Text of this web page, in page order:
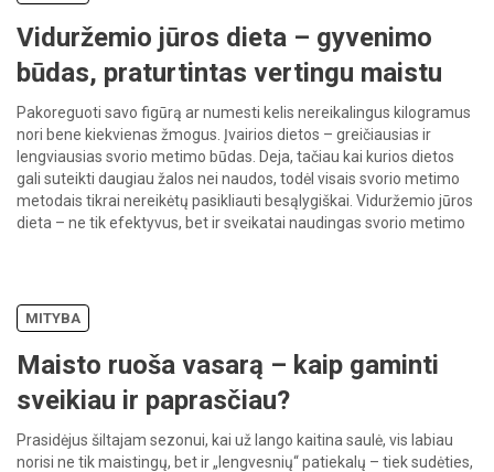
Viduržemio jūros dieta – gyvenimo
būdas, praturtintas vertingu maistu
Pakoreguoti savo figūrą ar numesti kelis nereikalingus kilogramus
nori bene kiekvienas žmogus. Įvairios dietos – greičiausias ir
lengviausias svorio metimo būdas. Deja, tačiau kai kurios dietos
gali suteikti daugiau žalos nei naudos, todėl visais svorio metimo
metodais tikrai nereikėtų pasikliauti besąlygiškai. Viduržemio jūros
dieta – ne tik efektyvus, bet ir sveikatai naudingas svorio metimo
MITYBA
Maisto ruoša vasarą – kaip gaminti
sveikiau ir paprasčiau?
Prasidėjus šiltajam sezonui, kai už lango kaitina saulė, vis labiau
norisi ne tik maistingų, bet ir „lengvesnių“ patiekalų – tiek sudėties,